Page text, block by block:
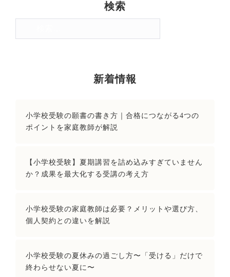
検索
索:
新着情報
小学校受験の願書の書き方｜合格につながる4つの
ポイントを家庭教師が解説
【小学校受験】夏期講習を詰め込みすぎていません
か？成果を最大化する受講の考え方
小学校受験の家庭教師は必要？メリットや選び方、
個人契約との違いを解説
小学校受験の夏休みの過ごし方〜「受ける」だけで
終わらせない夏に〜